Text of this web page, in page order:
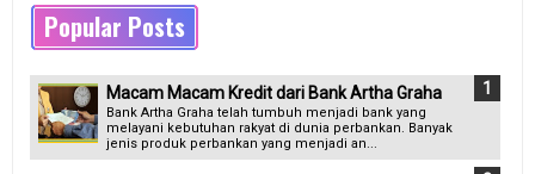
Popular Posts
Macam Macam Kredit dari Bank Artha Graha
Bank Artha Graha telah tumbuh menjadi bank yang
melayani kebutuhan rakyat di dunia perbankan. Banyak
jenis produk perbankan yang menjadi an...